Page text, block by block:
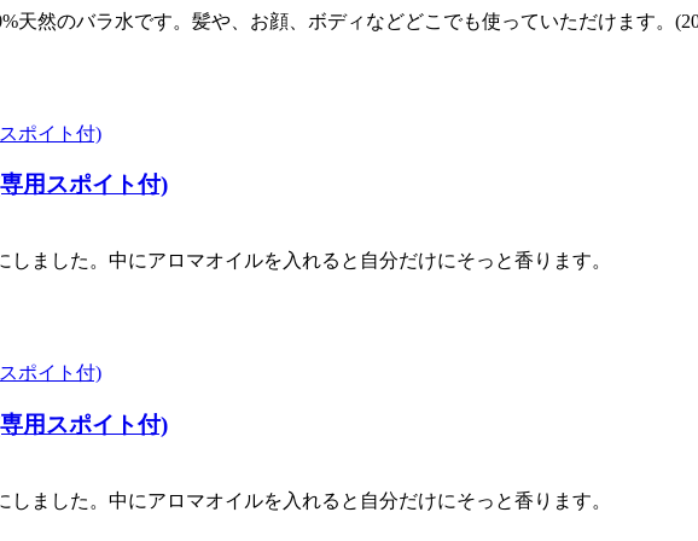
天然のバラ水です。髪や、お顔、ボディなどどこでも使っていただけます。
用スポイト付)
ました。中にアロマオイルを入れると自分だけにそっと香ります。
用スポイト付)
ました。中にアロマオイルを入れると自分だけにそっと香ります。